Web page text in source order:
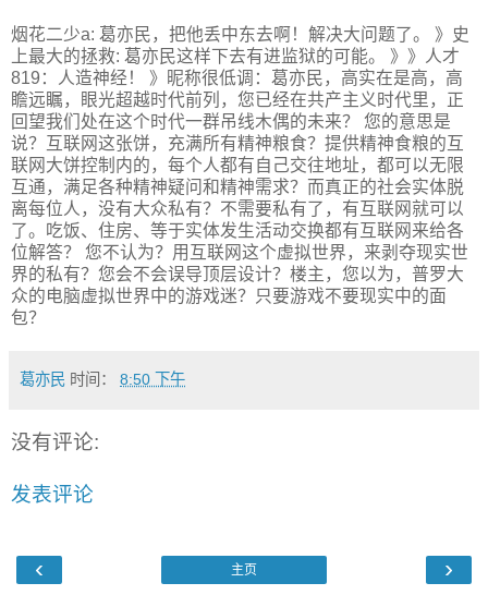
烟花二少a: 葛亦民，把他丢中东去啊！解决大问题了。 》史
上最大的拯救: 葛亦民这样下去有进监狱的可能。 》》人才
819：人造神经！ 》昵称很低调：葛亦民，高实在是高，高
瞻远瞩，眼光超越时代前列，您已经在共产主义时代里，正
回望我们处在这个时代一群吊线木偶的未来？ 您的意思是
说？互联网这张饼，充满所有精神粮食？提供精神食粮的互
联网大饼控制内的，每个人都有自己交往地址，都可以无限
互通，满足各种精神疑问和精神需求？而真正的社会实体脱
离每位人，没有大众私有？不需要私有了，有互联网就可以
了。吃饭、住房、等于实体发生活动交换都有互联网来给各
位解答？ 您不认为？用互联网这个虚拟世界，来剥夺现实世
界的私有？您会不会误导顶层设计？楼主，您以为，普罗大
众的电脑虚拟世界中的游戏迷？只要游戏不要现实中的面
包？
葛亦民 时间： 8:50 下午
没有评论:
发表评论
‹ ›
主页